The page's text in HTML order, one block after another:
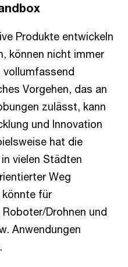
Produkte entwickeln
können nicht immer
vollumfassend
Vorgehen, das an
zulässt, kann
und Innovation
hat die
vielen Städten
Weg
könnte für
Drohnen und
Anwendungen